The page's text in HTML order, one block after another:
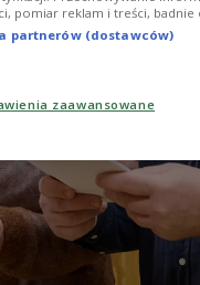
pomiar reklam i treści, badnie
partnerów (dostawców)
zaawansowane